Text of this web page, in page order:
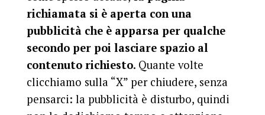
richiamata si è aperta con una
pubblicità che è apparsa per qualche
secondo per poi lasciare spazio al
contenuto richiesto. Quante volte
clicchiamo sulla “X” per chiudere, senza
pensarci: la pubblicità è disturbo, quindi